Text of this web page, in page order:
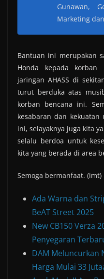
Gunawan,
Marketing
Bantuan ini merupakan
Honda kepada
jaringan AHASS di
turut berduka atas
korban bencana ini.
kesabaran dan
ini, selayaknya juga kita
selalu berdoa untuk
kita yang berada di area
Semoga bermanfaat. (imt)
Ada Warna dan
BeAT Street 2025
New CB150 Verza
Penyegaran
DAM Meluncurkan
Harga Mulai 33